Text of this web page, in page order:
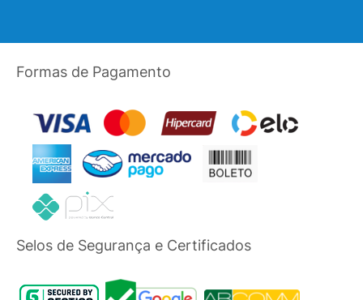
Formas de Pagamento
Selos de Segurança e Certificados